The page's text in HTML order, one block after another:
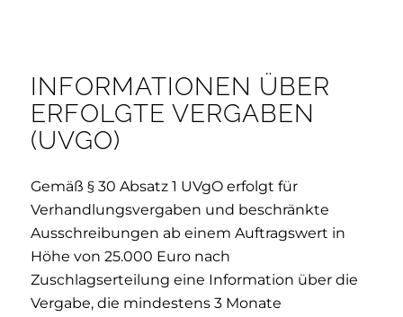
INFORMATIONEN ÜBER
ERFOLGTE VERGABEN
(UVGO)
Gemäß § 30 Absatz 1 UVgO erfolgt für
Verhandlungsvergaben und beschränkte
Ausschreibungen ab einem Auftragswert in
Höhe von 25.000 Euro nach
Zuschlagserteilung eine Information über die
Vergabe, die mindestens 3 Monate